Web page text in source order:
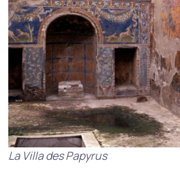
La Villa des Papyrus